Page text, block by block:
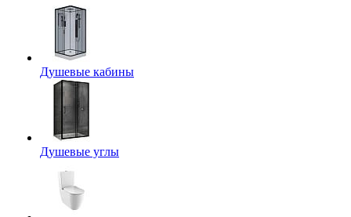
Душевые кабины
Душевые углы